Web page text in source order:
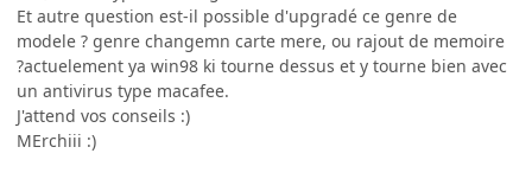
Et autre question est-il possible d'upgradé ce genre de
modele ? genre changemn carte mere, ou rajout de memoire
?actuelement ya win98 ki tourne dessus et y tourne bien avec
un antivirus type macafee.
J'attend vos conseils :)
MErchiii :)